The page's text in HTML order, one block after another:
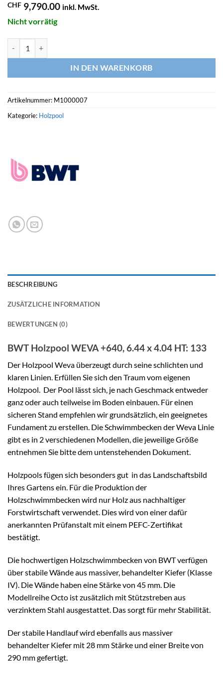
CHF 9,790.00 inkl. MwSt.
Nicht vorrätig
IN DEN WARENKORB
Artikelnummer: M1000007
Kategorie: Holzpool
BESCHREIBUNG
ZUSÄTZLICHE INFORMATION
BEWERTUNGEN (0)
BWT Holzpool WEVA +640, 6.44 x 4.04 HT: 133
Der Holzpool Weva überzeugt durch seine schlichten und
klaren Linien. Erfüllen Sie sich den Traum vom eigenen
Holzpool. Der Pool lässt sich, je nach Geschmack entweder
ganz oder auch teilweise im Boden einbauen. Für einen
sicheren Stand empfehlen wir grundsätzlich, ein geeignetes
Fundament zu erstellen. Die Schwimmbecken der Weva Linie
gibt es in 2 verschiedenen Modellen, die jeweilige Größe
entnehmen Sie bitte dem untenstehenden Dokument.
Holzpools fügen sich besonders gut in das Landschaftsbild
Ihres Gartens ein. Für die Produktion der
Holzschwimmbecken wird nur Holz aus nachhaltiger
Forstwirtschaft verwendet. Dies wird von einer dafür
anerkannten Prüfanstalt mit einem PEFC-Zertifikat
bestätigt.
Die hochwertigen Holzschwimmbecken von BWT verfügen
über stabile Wände aus massiver, behandelter Kiefer (Klasse
IV). Die Wände haben eine Stärke von 45 mm. Die
Modellreihe Octo ist zusätzlich mit Stützstreben aus
verzinktem Stahl ausgestattet. Das sorgt für mehr Stabilität.
Der stabile Handlauf wird ebenfalls aus massiver
behandelter Kiefer mit 28 mm Stärke und einer Breite von
290 mm gefertigt.